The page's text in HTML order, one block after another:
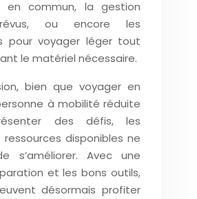
en commun, la gestion
ou encore les
pour voyager léger tout
le matériel nécessaire.
bien que voyager en
à mobilité réduite
des défis, les
disponibles ne
s’améliorer. Avec une
et les bons outils,
désormais profiter